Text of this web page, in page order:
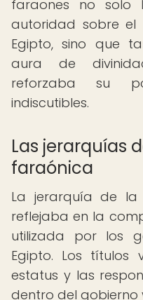
faraones no solo
autoridad sobre
Egipto, sino que
aura de
reforzaba su
indiscutibles.
Las jerarquías
faraónica
La jerarquía de
reflejaba en la
utilizada por los
Egipto. Los títulos
estatus y las
dentro del gobierno